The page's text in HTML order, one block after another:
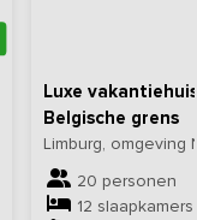
Luxe
Belgische grens
Limburg,
20 personen
12 slaapkamers